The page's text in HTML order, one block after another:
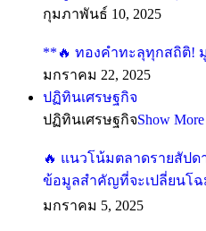
กุมภาพันธ์ 10, 2025
**🔥 ทองคำทะลุทุกสถิติ!
มกราคม 22, 2025
ปฏิทินเศรษฐกิจ
ปฏิทินเศรษฐกิจShow More
🔥 แนวโน้มตลาดรายสัปด
ข้อมูลสำคัญที่จะเปลี่ยนโฉ
มกราคม 5, 2025